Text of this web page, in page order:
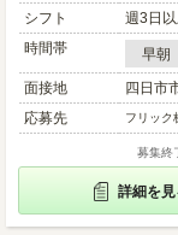
シフト
週3日
時間帯
早朝
面接地
四日市
応募先
フリッ
募集終
詳細を見